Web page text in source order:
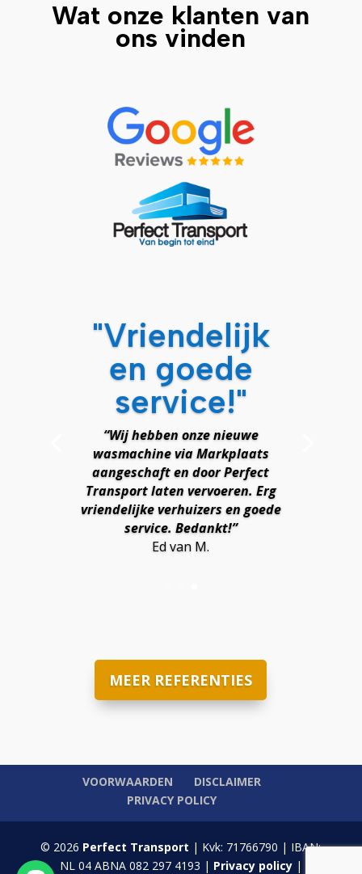
Wat onze klanten van
ons vinden
"Vriendelijk
en goede
service!"
“Wij hebben onze nieuwe
wasmachine via Markplaats
aangeschaft en door Perfect
Transport laten vervoeren. Erg
vriendelijke verhuizers en goede
service. Bedankt!”
Ed van M.
MEER REFERENTIES
VOORWAARDEN
DISCLAIMER
PRIVACY POLICY
© 2026 Perfect Transport | Kvk: 71766790 | IBAN:
NL 04 ABNA 082 297 4193 | Privacy policy|